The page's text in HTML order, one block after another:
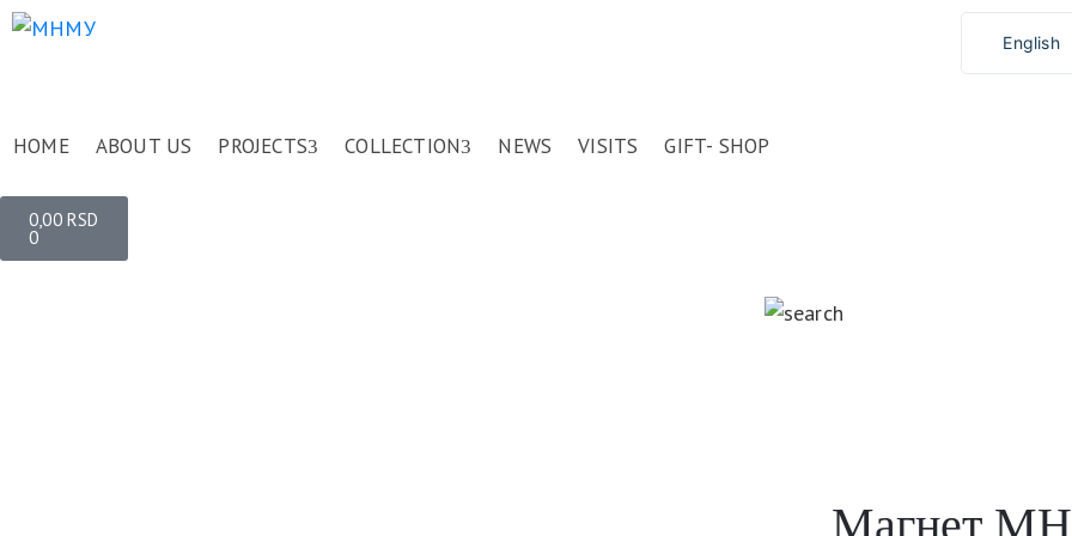
English
HOME ABOUT US PROJECTS COLLECTION NEWS VISITS GIFT- SHOP
0,00 RSD
0
Магнет